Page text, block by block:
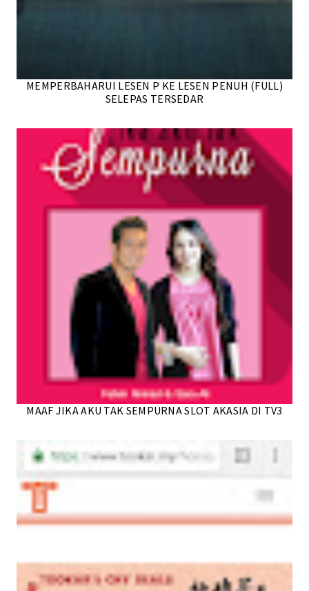
MEMPERBAHARUI LESEN P KE LESEN PENUH (FULL)
SELEPAS TERSEDAR
MAAF JIKA AKU TAK SEMPURNA SLOT AKASIA DI TV3